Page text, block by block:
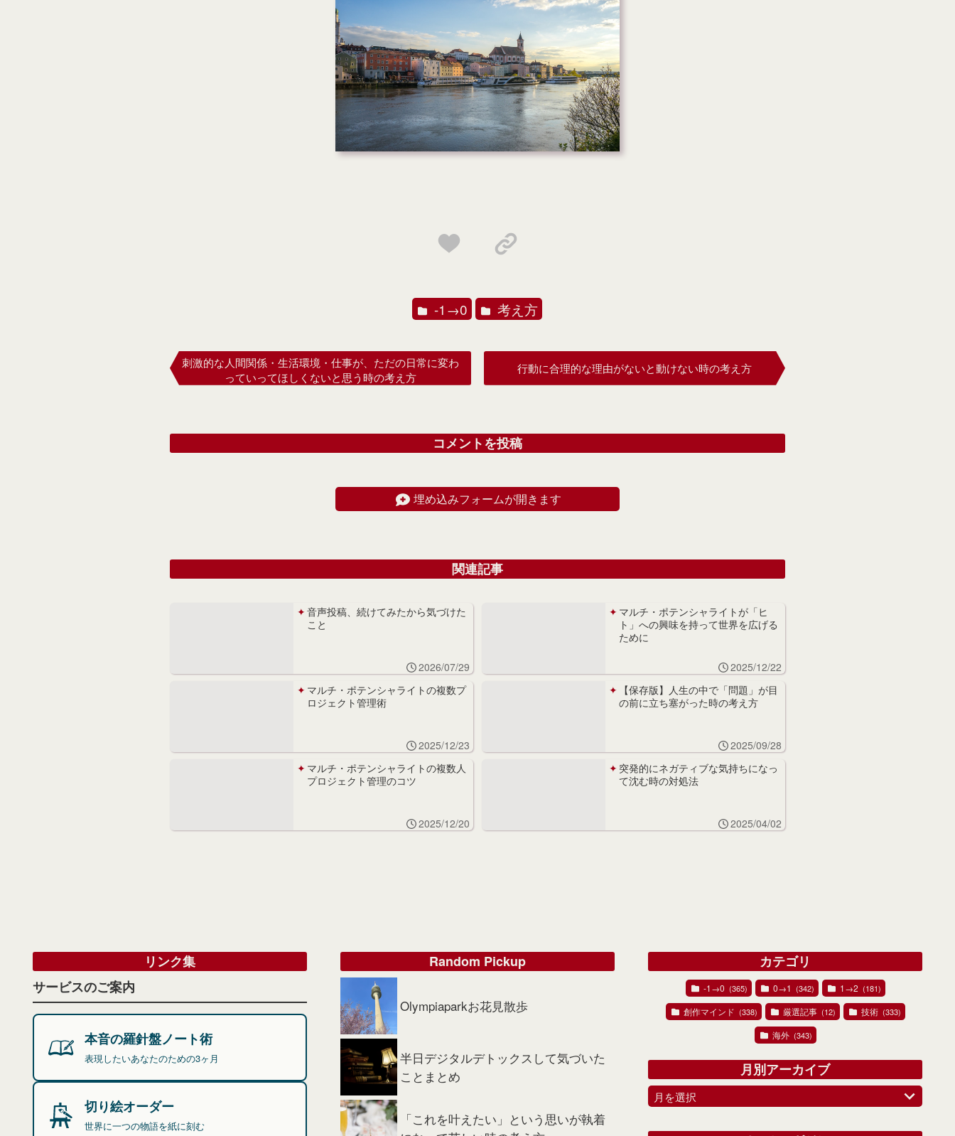
-1→0 考え方
刺激的な人間関係・生活環境・仕事が、ただの日常に変わ
っていってほしくないと思う時の考え方
行動に合理的な理由がないと動けない時の考え方
コメントを投稿
埋め込みフォームが開きます
関連記事
音声投稿、続けてみたから気づけた
こと
2026/07/29
マルチ・ポテンシャライトが「ヒ
ト」への興味を持って世界を広げる
ために
2025/12/22
マルチ・ポテンシャライトの複数プ
ロジェクト管理術
2025/12/23
【保存版】人生の中で「問題」が目
の前に立ち塞がった時の考え方
2025/09/28
マルチ・ポテンシャライトの複数人
プロジェクト管理のコツ
2025/12/20
突発的にネガティブな気持ちになっ
て沈む時の対処法
2025/04/02
リンク集
サービスのご案内
本音の羅針盤ノート術
表現したいあなたのための3ヶ月
切り絵オーダー
世界に一つの物語を紙に刻む
Random Pickup
Olympiaparkお花見散歩
半日デジタルデトックスして気づいた
ことまとめ
「これを叶えたい」という思いが執着
カテゴリ
-1→0 (365) 0→1 (342) 1→2 (181)
創作マインド (338) 厳選記事 (12) 技術 (333)
海外 (343)
月別アーカイブ
月を選択